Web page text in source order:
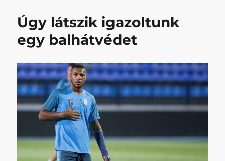
elleni
meccsről!
című
Úgy látszik igazoltunk
egy balhátvédet